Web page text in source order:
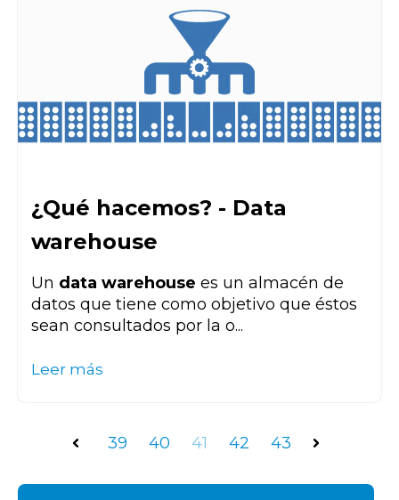
¿Qué hacemos? - Data
warehouse
Un data warehouse es un almacén de
datos que tiene como objetivo que éstos
sean consultados por la o...
Leer más
Anterior
1 ...
39 40 41 42 43
Siguiente